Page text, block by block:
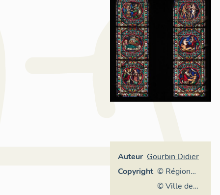
Auteur Gourbin Didier
Copyright © Région
Rhône-
© Ville de